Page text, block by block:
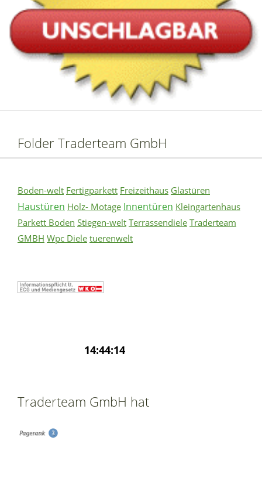
Folder Traderteam GmbH
Boden-welt Fertigparkett Freizeithaus Glastüren
Haustüren Holz- Motage Innentüren Kleingartenhaus
Parkett Boden Stiegen-welt Terrassendiele Traderteam
GMBH Wpc Diele tuerenwelt
Traderteam GmbH hat